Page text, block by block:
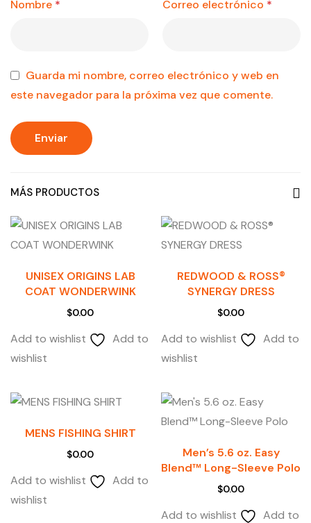
Nombre * Correo electrónico *
Guarda mi nombre, correo electrónico y web en
este navegador para la próxima vez que comente.
MÁS PRODUCTOS
UNISEX ORIGINS LAB
COAT WONDERWINK
$0.00
Add to wishlist
Add to
wishlist
REDWOOD & ROSS®
SYNERGY DRESS
$0.00
Add to wishlist
Add to
wishlist
MENS FISHING SHIRT
$0.00
Add to wishlist
Add to
wishlist
Men’s 5.6 oz. Easy
Blend™ Long-Sleeve Polo
$0.00
Add to wishlist
Add to